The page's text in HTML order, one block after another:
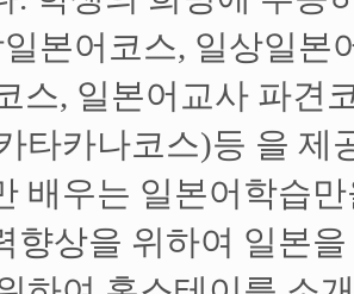
본어코스, 일상일본
스, 일본어교사 파견
타카나코스)등 을 제
배우는 일본어학습
향상을 위하여 일본